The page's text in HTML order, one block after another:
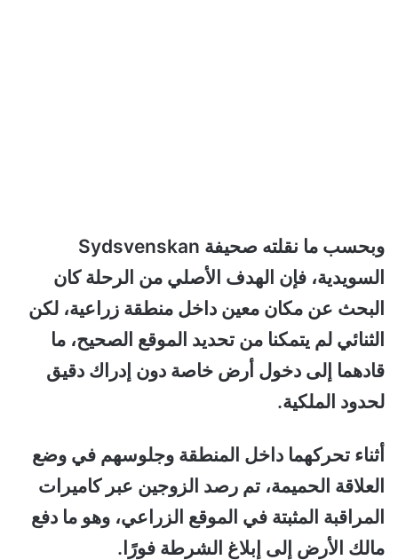
وبحسب ما نقلته صحيفة Sydsvenskan
السويدية، فإن الهدف الأصلي من الرحلة كان
البحث عن مكان معين داخل منطقة زراعية، لكن
الثنائي لم يتمكنا من تحديد الموقع الصحيح، ما
قادهما إلى دخول أرض خاصة دون إدراك دقيق
لحدود الملكية.
أثناء تحركهما داخل المنطقة وجلوسهم في وضع
العلاقة الحميمة، تم رصد الزوجين عبر كاميرات
المراقبة المثبتة في الموقع الزراعي، وهو ما دفع
مالك الأرض إلى إبلاغ الشرطة فورًا.